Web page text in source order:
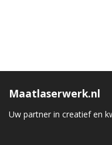
Maatlaserwerk.nl
Uw partner in creatief en